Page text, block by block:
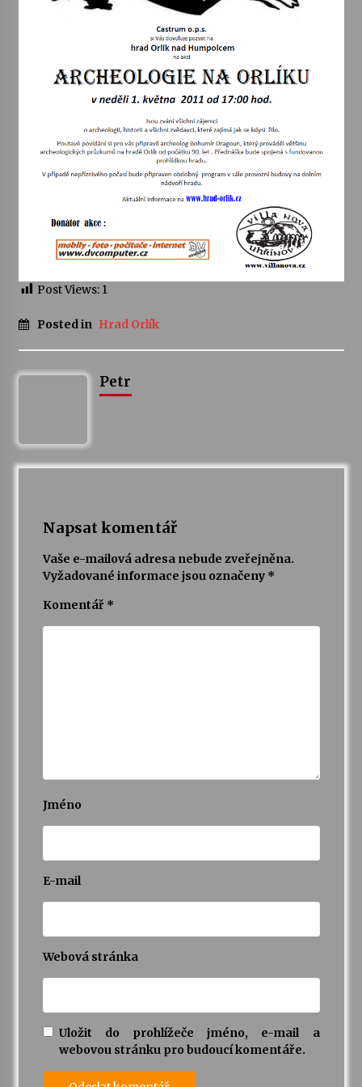
Votavžatský ploty
23. 7. 2026
Letní koncerty ve Stromovce: Rufus Miller
22. 7. 2026
Vysočinka
17. 7. 2026
Ozvěny prázdnin
Za kulturou kousek za Humpolec. V Želivě ožije
Post Views: 1
Posted in Hrad Orlík
Petr
Napsat komentář
Vaše e-mailová adresa nebude zveřejněna.
Vyžadované informace jsou označeny *
Komentář *
Jméno
E-mail
Webová stránka
Uložit do prohlížeče jméno, e-mail a
webovou stránku pro budoucí komentáře.